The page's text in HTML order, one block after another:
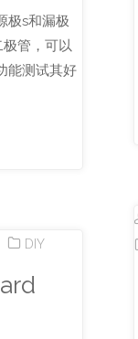
极s和漏极
管，可以
能测试其好
DIY